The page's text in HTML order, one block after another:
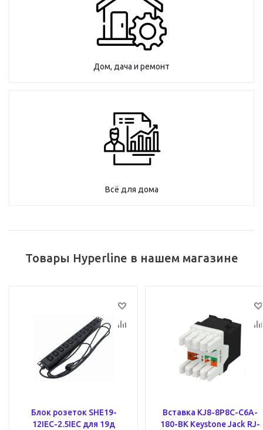
Дом, дача и ремонт
Всё для дома
Товары Hyperline в нашем магазине
Блок розеток SHE19-
12IEC-2.5IEC для 19д
Вставка KJ8-8P8C-C6A-
180-BK Keystone Jack RJ-